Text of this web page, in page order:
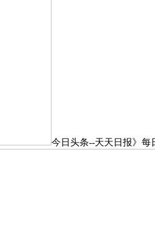
今日头条--天天日报》每